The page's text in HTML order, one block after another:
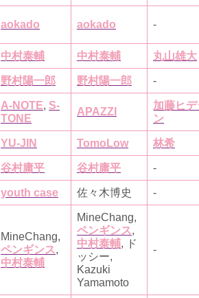
aokado aokado -
中村泰輔 中村泰輔 丸山雄大
野村陽一郎 野村陽一郎 -
A-NOTE, S-
TONE
APAZZI
加藤ヒデ
ン
YU-JIN TomoLow 林希
谷村庸平 谷村庸平 -
youth case 佐々木博史 -
MineChang,
ペンギンス,
中村泰輔
MineChang,
ペンギンス,
中村泰輔, ド
ッシー,
Kazuki
Yamamoto
-